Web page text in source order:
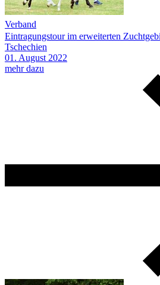
Verband
Eintragungstour im erweiterten
Tschechien
01. August 2022
mehr dazu